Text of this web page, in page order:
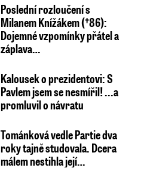
Poslední rozloučení s
Milanem Knížákem (†86):
Dojemné vzpomínky přátel a
záplava…
Kalousek o prezidentovi: S
Pavlem jsem se nesmířil! ...a
promluvil o návratu
Tománková vedle Partie dva
roky tajně studovala. Dcera
málem nestihla její…